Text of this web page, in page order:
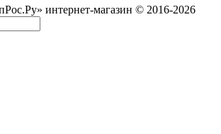
интернет-магазин © 2016-2026